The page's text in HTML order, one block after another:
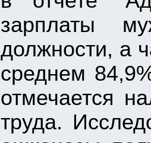
зарплаты
должности, а
среднем
отмечается
труда.